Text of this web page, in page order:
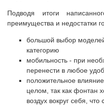
Подводя итоги
преимущества и недостатки
большой выбор
категорию
мобильность - при
перенести в любое
положительное
целом, так как фонтан
воздух вокруг себя,